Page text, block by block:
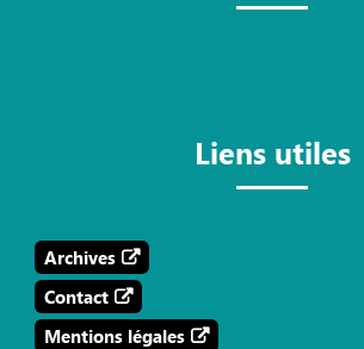
Liens utiles
Archives
Contact
Mentions légales